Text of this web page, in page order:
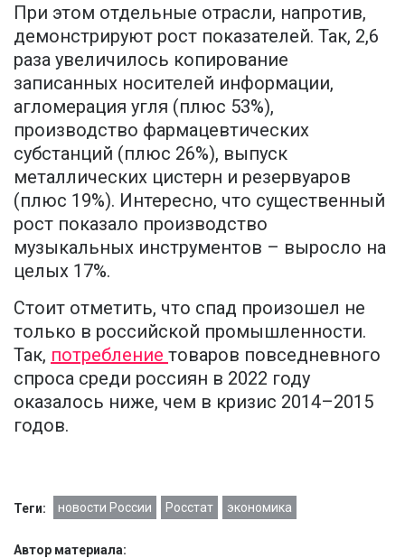
При этом отдельные отрасли, напротив,
демонстрируют рост показателей. Так, 2,6
раза увеличилось копирование
записанных носителей информации,
агломерация угля (плюс 53%),
производство фармацевтических
субстанций (плюс 26%), выпуск
металлических цистерн и резервуаров
(плюс 19%). Интересно, что существенный
рост показало производство
музыкальных инструментов – выросло на
целых 17%.
Стоит отметить, что спад произошел не
только в российской промышленности.
Так, потребление товаров повседневного
спроса среди россиян в 2022 году
оказалось ниже, чем в кризис 2014–2015
годов.
Теги: новости России Росстат экономика
Автор материала: